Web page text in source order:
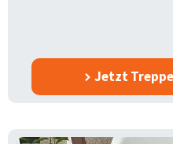
Jetzt